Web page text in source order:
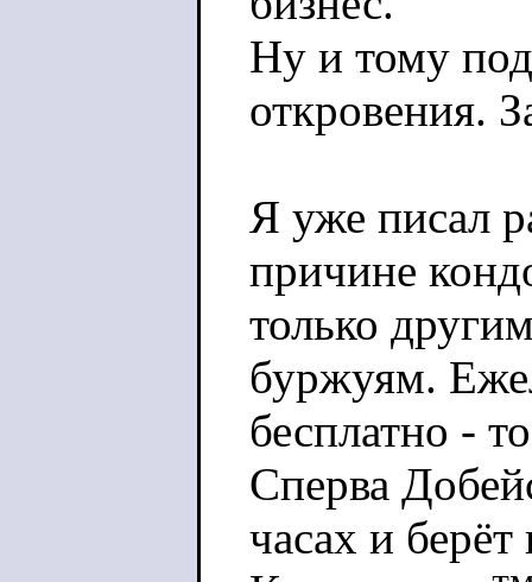
Ну и тому
откровения.
Я уже писал
причине
только
буржуям.
бесплатно -
Сперва
часах и